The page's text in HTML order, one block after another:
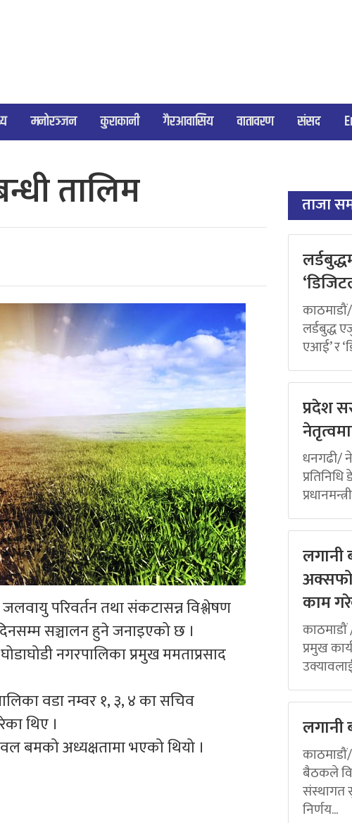
मनोरञ्जन कुराकानी गैरआवासिय वातावरण संसद
तालिम
परिवर्तन तथा संकटासन्न विश्लेषण
सञ्चालन हुने जनाइएको छ ।
नगरपालिका प्रमुख ममताप्रसाद
वडा नम्वर १, ३, ४ का सचिव
थिए ।
बमको अध्यक्षतामा भएको थियो ।
ताजा
लर्डबुद्ध
एआई’ र
प्रदेश
धनगढी/
लगानी
काम
प्रमुख
लगानी
बैठकले
संस्थागत
निर्णय...